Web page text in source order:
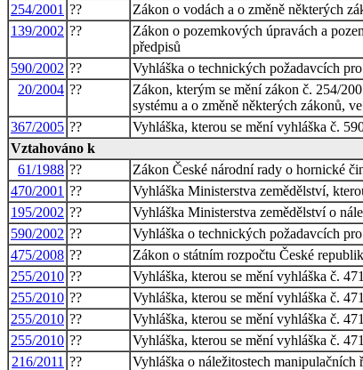
254/2001 ??
Zákon o vodách a o změně některých
139/2002 ??
Zákon o pozemkových úpravách a
předpisů
590/2002 ??
Vyhláška o technických požadavcích
20/2004 ??
Zákon, kterým se mění zákon č. 254/
systému a o změně některých zákonů,
367/2005 ??
Vyhláška, kterou se mění vyhláška č.
Vztahováno k
61/1988 ??
Zákon České národní rady o hornické
470/2001 ??
Vyhláška Ministerstva zemědělství,
195/2002 ??
Vyhláška Ministerstva zemědělství o
590/2002 ??
Vyhláška o technických požadavcích
475/2008 ??
Zákon o státním rozpočtu České
255/2010 ??
Vyhláška, kterou se mění vyhláška č.
255/2010 ??
Vyhláška, kterou se mění vyhláška č.
255/2010 ??
Vyhláška, kterou se mění vyhláška č.
255/2010 ??
Vyhláška, kterou se mění vyhláška č.
216/2011 ??
Vyhláška o náležitostech